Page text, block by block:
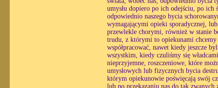
umysłu dopiero po ich odejściu, po ich
odpowiednio naszego bycia
wymagającymi opieki sporadycznej,
przewlekle chorymi, również w stanie
trudu, z którymi to opiekunami
współpracować, nawet kiedy jeszcze
wszystkim, kiedy czuliśmy się
nieprzyjemne, roszczeniowe, które
umysłowych lub fizycznych bycia
którym opiekunowie poświęcają swój
lub po przekazaniu nas do tak